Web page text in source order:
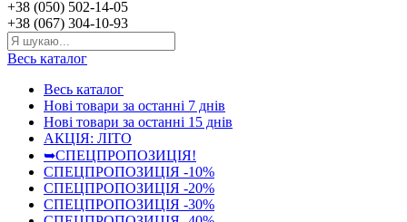
+38 (050) 502-14-05
+38 (067) 304-10-93
Весь каталог
Весь каталог
Нові товари за останнi 7 днiв
Нові товари за останнi 15 днiв
АКЦІЯ: ЛІТО
➥СПЕЦПРОПОЗИЦІЯ!
СПЕЦПРОПОЗИЦІЯ -10%
СПЕЦПРОПОЗИЦІЯ -20%
СПЕЦПРОПОЗИЦІЯ -30%